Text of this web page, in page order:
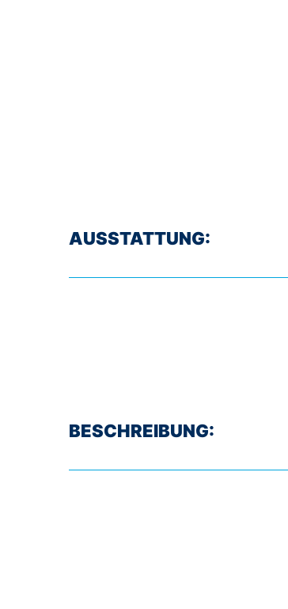
AUSSTATTUNG:
BESCHREIBUNG: